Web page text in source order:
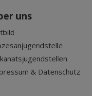
uns
& Datenschutz